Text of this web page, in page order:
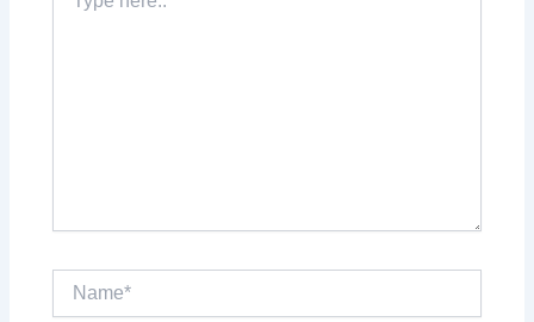
here..